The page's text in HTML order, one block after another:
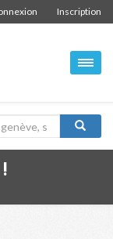
Inscription